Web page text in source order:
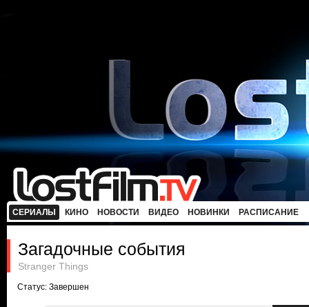
СЕРИАЛЫ КИНО НОВОСТИ ВИДЕО НОВИНКИ РАСПИСАНИЕ
Загадочные события
Stranger Things
Статус: Завершен